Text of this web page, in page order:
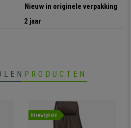
Nieuw in originele verpakking
2 jaar
PRODUCTEN
Nieuwigheid